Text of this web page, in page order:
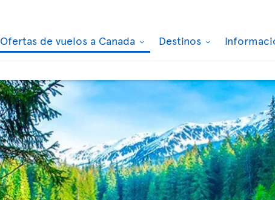
Ofertas de vuelos a Canada Destinos